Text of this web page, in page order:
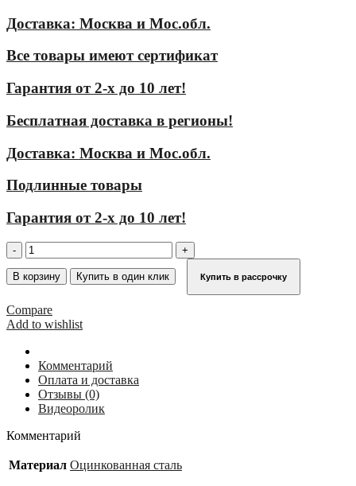
Доставка: Москва и Мос.обл.
Все товары имеют сертификат
Гарантия от 2-х до 10 лет!
Бесплатная доставка в регионы!
Доставка: Москва и Мос.обл.
Подлинные товары
Гарантия от 2-х до 10 лет!
Количество
товара
Регулируемый
анкер
270-
400
мм
KRAUSE
835222
В корзину Купить в один клик Купить в рассрочку
Compare
Add to wishlist
Комментарий
Оплата и доставка
Отзывы (0)
Видеоролик
Комментарий
Материал Оцинкованная сталь